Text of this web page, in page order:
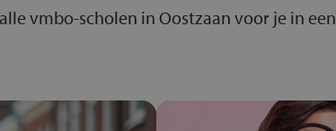
vmbo-scholen in Oostzaan voor je in een